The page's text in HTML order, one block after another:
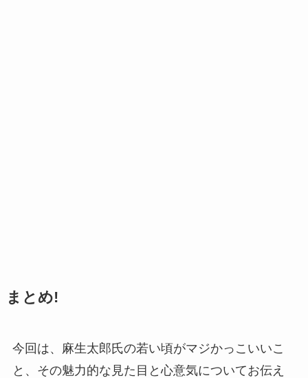
まとめ!
今回は、麻生太郎氏の若い頃がマジかっこいいこ
と、その魅力的な見た目と心意気についてお伝え